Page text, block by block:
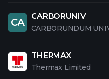
CA
CARBORUNIV
CARBORUNDUM
THERMAX
Thermax Limited